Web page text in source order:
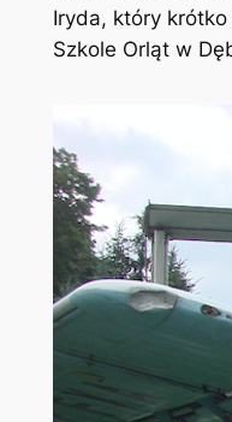
Iryda, który
Szkole Orląt w